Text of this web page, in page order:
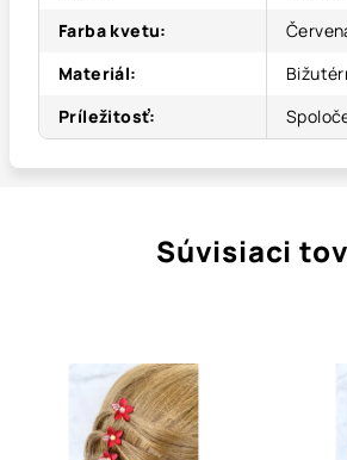
Farba kvetu:
Materiál:
Príležitosť:
Súvisiaci